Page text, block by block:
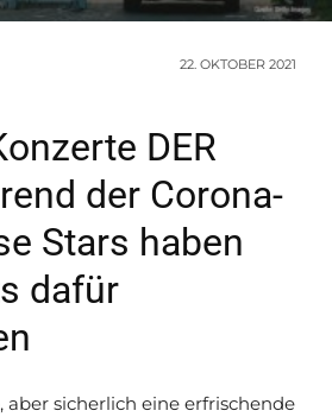
22. OKTOBER 2021
DER
der Corona-
Stars haben
dafür
aber sicherlich eine erfrischende